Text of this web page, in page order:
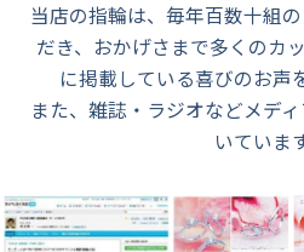
当店の指輪は、毎年百数十組
だき、おかげさまで多くのカ
に掲載している喜びのお声
また、雑誌・ラジオなどメデ
いていま